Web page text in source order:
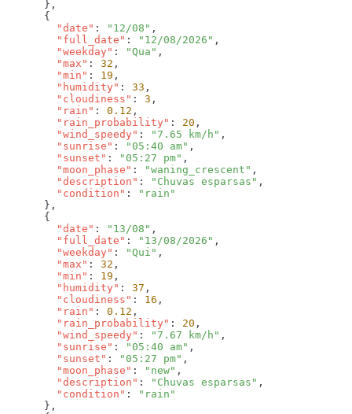
        "date"
: "12/08"
        "full_date"
: "12/08/2026"
        "weekday"
: "Qua"
        "max"
: 32
        "min"
: 19
        "humidity"
: 33
        "cloudiness"
: 3
        "rain"
: 0.12
        "rain_probability"
: 20
        "wind_speedy"
: "7.65 km/h"
        "sunrise"
: "05:40 am"
        "sunset"
: "05:27 pm"
        "moon_phase"
: "waning_crescent"
        "description"
: "Chuvas esparsas"
        "condition"
:
        "date"
: "13/08"
        "full_date"
: "13/08/2026"
        "weekday"
: "Qui"
        "max"
: 32
        "min"
: 19
        "humidity"
: 37
        "cloudiness"
: 16
        "rain"
: 0.12
        "rain_probability"
: 20
        "wind_speedy"
: "7.67 km/h"
        "sunrise"
: "05:40 am"
        "sunset"
: "05:27 pm"
        "moon_phase"
: "new"
        "description"
: "Chuvas esparsas"
        "condition"
: